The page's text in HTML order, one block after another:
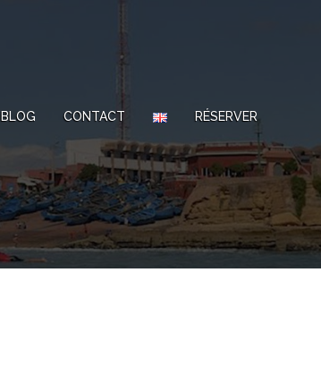
BLOG CONTACT RÉSERVER